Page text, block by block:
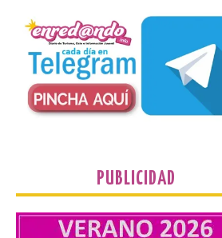
7 Ago 2026
Conferencia de
Alonso, sobre
peregrinación
Presentación del
de agosto, a las 20,00 horas, en
auditorio de Benavides de […]
PUBLICIDAD